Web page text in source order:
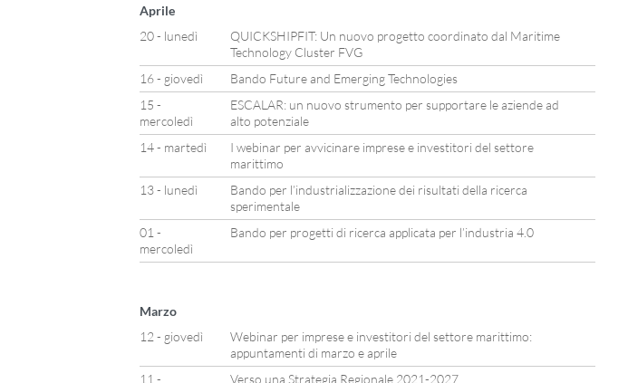
Aprile
20 - lunedì
QUICKSHIPFIT: Un nuovo progetto coordinato dal Maritime
Technology Cluster FVG
16 - giovedì
Bando Future and Emerging Technologies
15 -
mercoledì
ESCALAR: un nuovo strumento per supportare le aziende ad
alto potenziale
14 - martedì
I webinar per avvicinare imprese e investitori del settore
marittimo
13 - lunedì
Bando per l’industrializzazione dei risultati della ricerca
sperimentale
01 -
mercoledì
Bando per progetti di ricerca applicata per l’industria 4.0
Marzo
12 - giovedì
Webinar per imprese e investitori del settore marittimo:
appuntamenti di marzo e aprile
11 -
Verso una Strategia Regionale 2021-2027